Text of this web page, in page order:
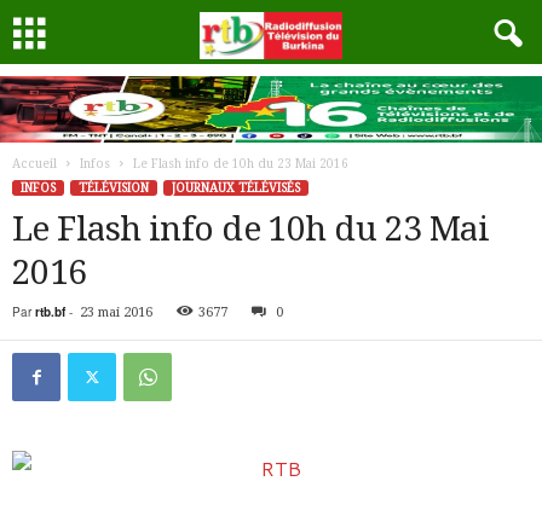
Accueil Infos
Le Flash info de 10h du 23 Mai 2016
INFOS
TÉLÉVISION JOURNAUX TÉLÉVISÉS
Le Flash info de 10h du 23 Mai
2016
Par rtb.bf- 23 mai 2016 3677 0